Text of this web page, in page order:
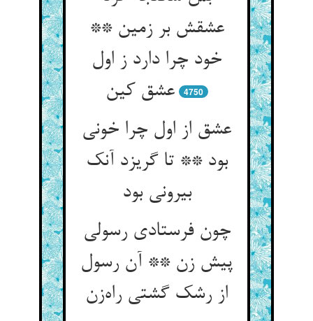
عشقش بر زمین **
خود چرا دارد ز اول
عشق کین
4750
عشق از اول چرا خونی
بود ** تا گریزد آنک
بیرونی بود
چون فرستادی رسولی
پیش زن ** آن رسول
از رشک گشتی راه‌زن